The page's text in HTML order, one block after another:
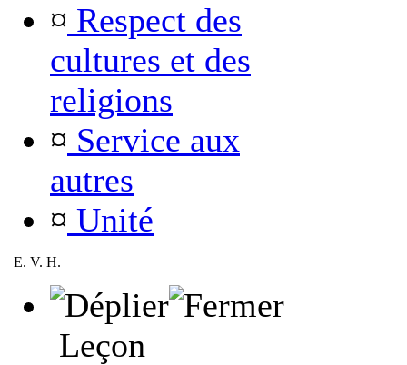
¤ Respect des
cultures et des
religions
¤ Service aux
autres
¤ Unité
E. V. H.
Leçon